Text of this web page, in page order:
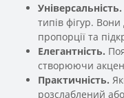
Універсальність.
типів фігур.
пропорції та
Елегантність.
створюючи
Практичність.
розслаблений